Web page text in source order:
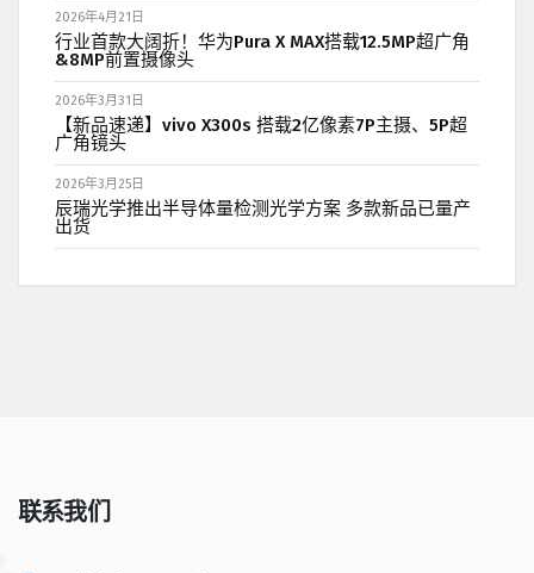
2026年4月21日
行业首款大阔折！华为Pura X MAX搭载12.5MP超广角
&8MP前置摄像头
2026年3月31日
【新品速递】vivo X300s 搭载2亿像素7P主摄、5P超
广角镜头
2026年3月25日
辰瑞光学推出半导体量检测光学方案 多款新品已量产
出货
联系我们